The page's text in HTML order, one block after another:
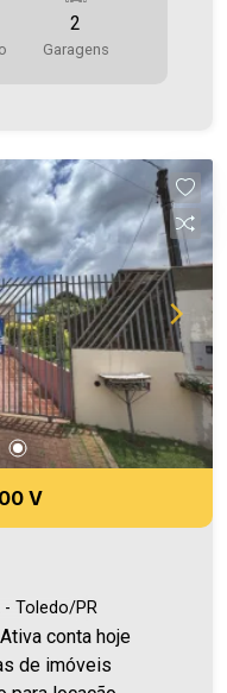
2
Garagens
V
- Toledo/PR
de imóveis